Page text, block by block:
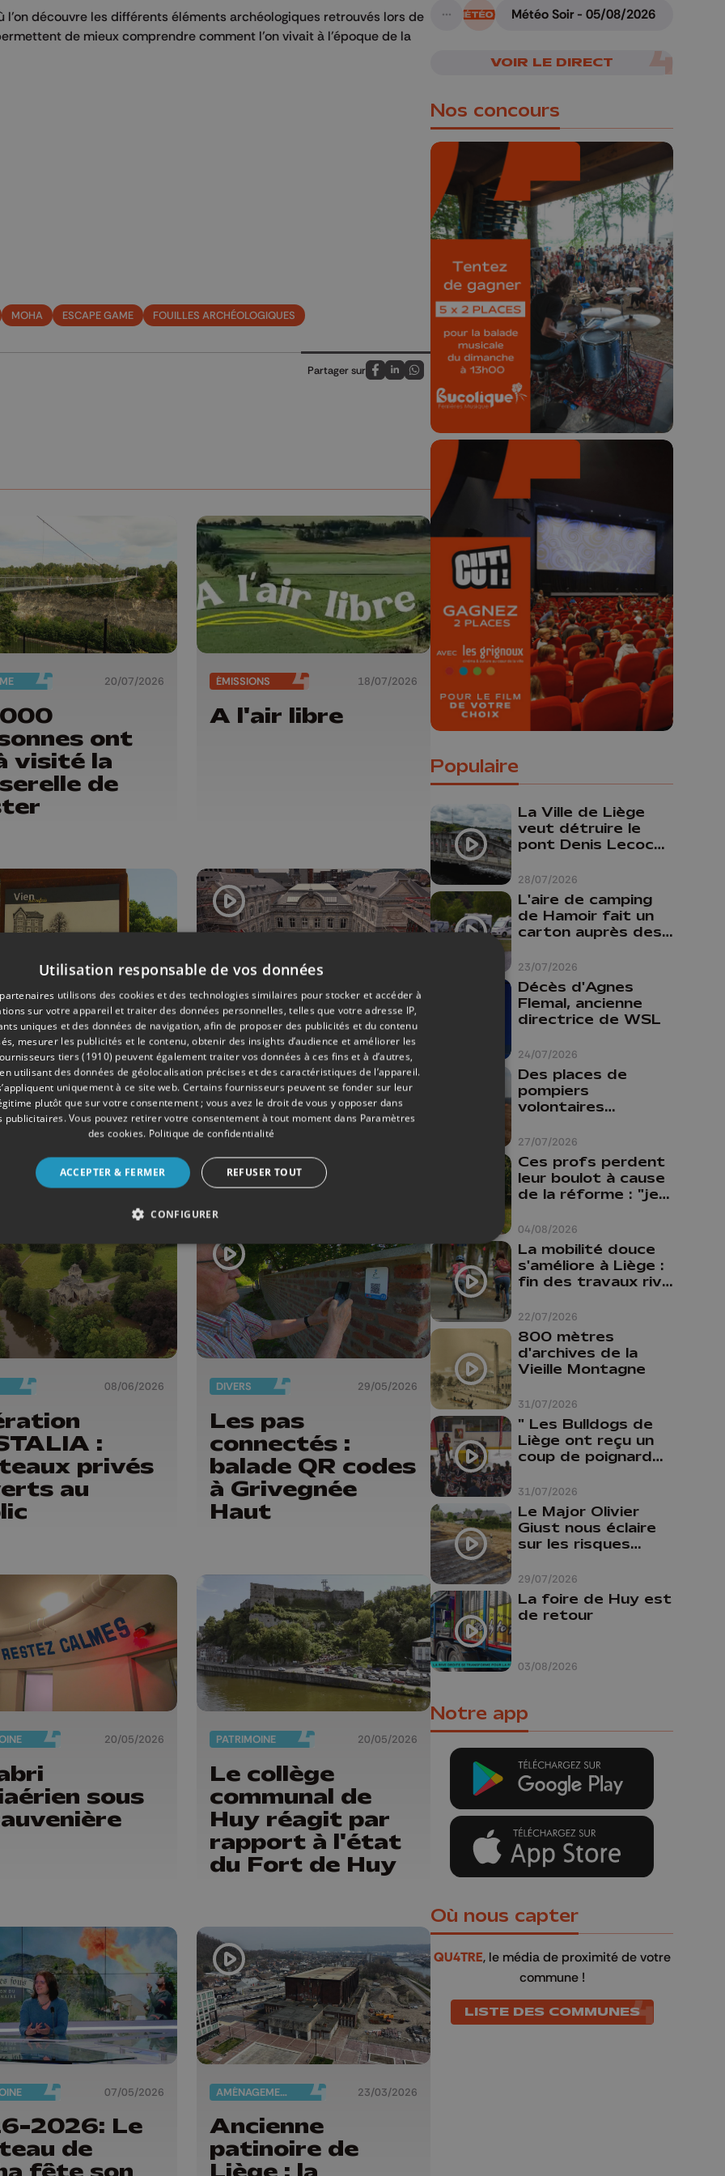
découvre les différents éléments archéologiques retrouvés lors de
de mieux comprendre comment l’on vivait à l’époque de la
MOHA ESCAPE GAME FOUILLES ARCHÉOLOGIQUES
Partager sur
Partagez sur FaceBook
Partagez sur LinkedIn
Partagez sur Whatsapp
20/07/2026
ont
visité la
de
ÉMISSIONS 18/07/2026
A l'air libre
01/07/2026
des
postales
dans
AMÉNAGEMENT DU TERRITOIRE 24/06/2026
Montefiore :
rénové après 15
années
d'abandon
08/06/2026
:
privés
au
DIVERS 29/05/2026
Les pas
connectés :
balade QR codes
à Grivegnée
Haut
20/05/2026
sous
PATRIMOINE 20/05/2026
Le collège
communal de
Huy réagit par
rapport à l'état
du Fort de Huy
07/05/2026
2026: Le
de
AMÉNAGEMENT DU TERRITOIRE 23/03/2026
Ancienne
patinoire de
A suivre
Météo Soir - 05/08/2026
VOIR LE DIRECT
Nos concours
🎁 Gagnez 5x2
places pour le
Bucolique Ferrières
Festival 🌿🎶
Concours valable jusqu'au 9 août,
23h59.
🎬 Concours CUT x
Les Grignoux ✨
Concours permanent - 2 places à
gagner chaque semaine !
Populaire
28/07/2026
La Ville de Liège
veut détruire le
pont Denis Lecocq
budget pour le
faire
23/07/2026
L'aire de camping
de Hamoir fait un
carton auprès des
24/07/2026
Décès d'Agnes
Flemal, ancienne
directrice de WSL
27/07/2026
Des places de
pompiers
volontaires
province de Liège :
"Un citoyen qui
n'est formé ne
peut pas nous
aider"
04/08/2026
Ces profs perdent
leur boulot à cause
de la réforme : "je
comme prof que
comme
pharmacienne"
22/07/2026
La mobilité douce
s'améliore à Liège :
fin des travaux rive
cyclo-piétonnes
Avroy et
Guillemins...
31/07/2026
800 mètres
d'archives de la
Vieille Montagne
31/07/2026
" Les Bulldogs de
Liège ont reçu un
coup de poignard
29/07/2026
Le Major Olivier
Giust nous éclaire
sur les risques
Belgique : "Un
incendie comme en
Gironde ne pourrait
pas avoir lieu chez
03/08/2026
La foire de Huy est
de retour
Notre app
Où nous capter
QU4TRE, le média de proximité de votre
commune !
LISTE DES COMMUNES
Utilisation responsable de vos données
utilisons des cookies et des technologies similaires pour stocker et accéder à
sur votre appareil et traiter des données personnelles, telles que votre adresse IP,
uniques et des données de navigation, afin de proposer des publicités et du contenu
mesurer les publicités et le contenu, obtenir des insights d’audience et améliorer les
tiers (1910) peuvent également traiter vos données à ces fins et à d’autres,
utilisant des données de géolocalisation précises et des caractéristiques de l’appareil.
uniquement à ce site web. Certains fournisseurs peuvent se fonder sur leur
plutôt que sur votre consentement ; vous avez le droit de vous y opposer dans
publicitaires. Vous pouvez retirer votre consentement à tout moment dans Paramètres
des cookies. Politique de confidentialité
ACCEPTER & FERMER REFUSER TOUT
CONFIGURER